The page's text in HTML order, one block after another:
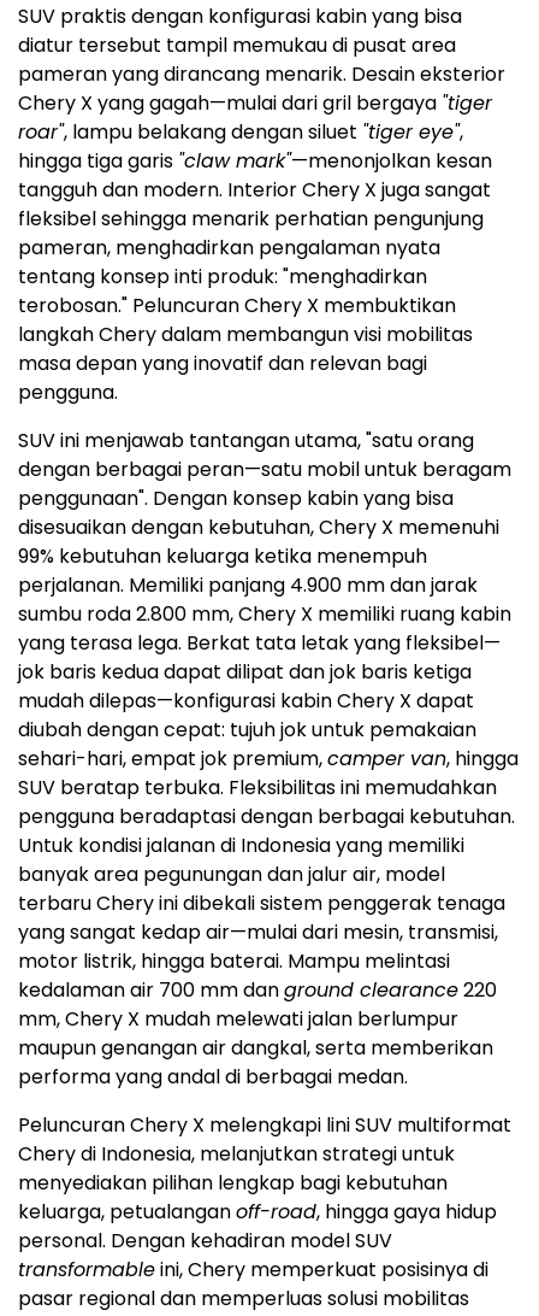
SUV praktis dengan konfigurasi kabin yang bisa
diatur tersebut tampil memukau di pusat area
pameran yang dirancang menarik. Desain eksterior
Chery X yang gagah—mulai dari gril bergaya "tiger
roar", lampu belakang dengan siluet "tiger eye",
hingga tiga garis "claw mark"—menonjolkan kesan
tangguh dan modern. Interior Chery X juga sangat
fleksibel sehingga menarik perhatian pengunjung
pameran, menghadirkan pengalaman nyata
tentang konsep inti produk: "menghadirkan
terobosan." Peluncuran Chery X membuktikan
langkah Chery dalam membangun visi mobilitas
masa depan yang inovatif dan relevan bagi
pengguna.
SUV ini menjawab tantangan utama, "satu orang
dengan berbagai peran—satu mobil untuk beragam
penggunaan". Dengan konsep kabin yang bisa
disesuaikan dengan kebutuhan, Chery X memenuhi
99% kebutuhan keluarga ketika menempuh
perjalanan. Memiliki panjang 4.900 mm dan jarak
sumbu roda 2.800 mm, Chery X memiliki ruang kabin
yang terasa lega. Berkat tata letak yang fleksibel—
jok baris kedua dapat dilipat dan jok baris ketiga
mudah dilepas—konfigurasi kabin Chery X dapat
diubah dengan cepat: tujuh jok untuk pemakaian
sehari-hari, empat jok premium,camper van, hingga
SUV beratap terbuka. Fleksibilitas ini memudahkan
pengguna beradaptasi dengan berbagai kebutuhan.
Untuk kondisi jalanan di Indonesiayang memiliki
banyak area pegunungan dan jalur air, model
terbaru Chery ini dibekali sistem penggerak tenaga
yang sangat kedap air—mulai dari mesin, transmisi,
motor listrik, hingga baterai. Mampu melintasi
kedalaman air 700 mm danground clearance220
mm, Chery X mudah melewati jalan berlumpur
maupun genangan air dangkal, serta memberikan
performa yang andal di berbagai medan.
Peluncuran Chery X melengkapi lini SUV multiformat
Chery di Indonesia, melanjutkan strategi untuk
menyediakan pilihan lengkap bagi kebutuhan
keluarga, petualanganoff-road, hingga gaya hidup
personal. Dengan kehadiran model SUV
transformableini, Chery memperkuat posisinya di
pasar regional dan memperluas solusi mobilitas